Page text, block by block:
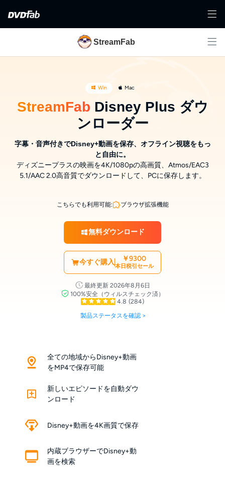
StreamFab
Win Mac
StreamFab Disney Plus ダウ
ンローダー
字幕・音声付きでDisney+動画を保存、オフライン視聴をもっ
と自由に。
ディズニープラスの映画を4K/1080pの高画質、Atmos/EAC3
5.1/AAC 2.0高音質でダウンロードして、PCに保存します。
こちらでも利用可能: ブラウザ拡張機能
無料ダウンロード
今すぐ購入 ￥9300
本日税引セール
最終更新 2026年8月6日
100%安全（ウィルスチェック済）
4.8 (284)
製品ステータスを確認 >
全ての地域からDisney+動画
をMP4で保存可能
新しいエピソードを自動ダウ
ンロード
Disney+動画を4K画質で保存
内蔵ブラウザーでDisney+動
画を検索